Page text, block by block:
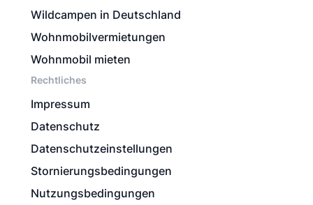
Wildcampen in Deutschland
Wohnmobilvermietungen
Wohnmobil mieten
Rechtliches
Impressum
Datenschutz
Datenschutzeinstellungen
Stornierungsbedingungen
Nutzungsbedingungen